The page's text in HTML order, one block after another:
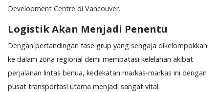
Development Centre di Vancouver.
Logistik Akan Menjadi Penentu
Dengan pertandingan fase grup yang sengaja dikelompokkan
ke dalam zona regional demi membatasi kelelahan akibat
perjalanan lintas benua, kedekatan markas-markas ini dengan
pusat transportasi utama menjadi sangat vital.